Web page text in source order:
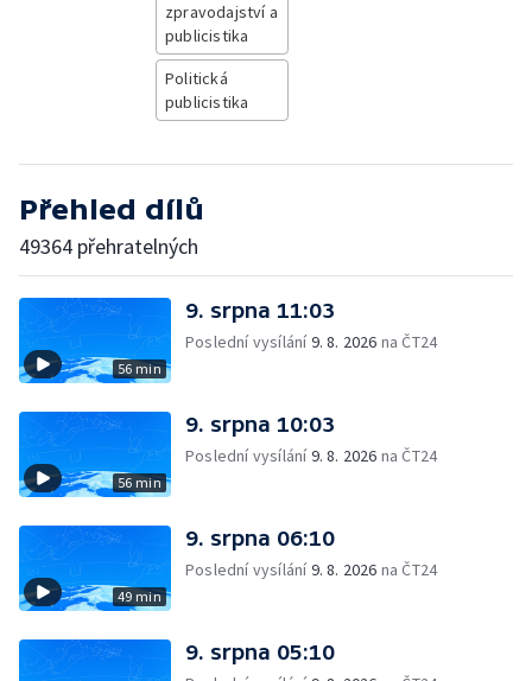
zpravodajství a
publicistika
Politická
publicistika
Přehled dílů
49364 přehratelných
56 min
9. srpna 11:03
Poslední vysílání9. 8. 2026 na ČT24
56 min
9. srpna 10:03
Poslední vysílání9. 8. 2026 na ČT24
49 min
9. srpna 06:10
Poslední vysílání9. 8. 2026 na ČT24
9. srpna 05:10